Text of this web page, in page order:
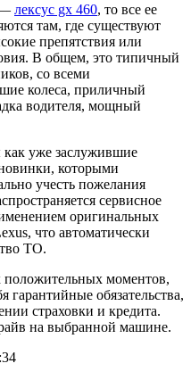
— лексус gx 460, то все ее
там, где существуют
препятствия или
В общем, это типичный
со всеми
колеса, приличный
водителя, мощный
уже заслужившие
которыми
учесть пожелания
сервисное
оригинальных
что автоматически
ТО.
моментов,
гарантийные обязательства,
страховки и кредита.
на выбранной машине.